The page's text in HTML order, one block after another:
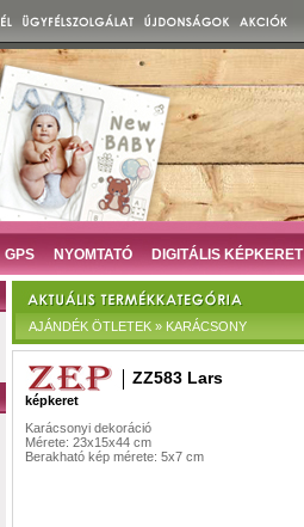
GPS NYOMTATÓ DIGITÁLIS KÉPKERET
AJÁNDÉK ÖTLETEK » KARÁCSONY
ZZ583 Lars
képkeret
Karácsonyi dekoráció
Mérete: 23x15x44 cm
Berakható kép mérete: 5x7 cm